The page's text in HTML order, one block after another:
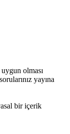
olması
yayına
bir içerik